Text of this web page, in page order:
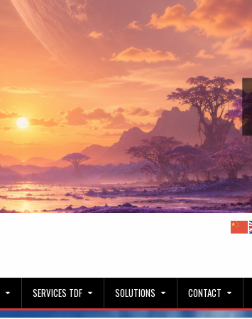
SERVICES TDF SOLUTIONS CONTACT